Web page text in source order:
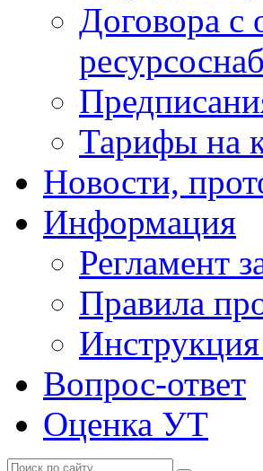
Договора
Тарифы на
Новости,
Информация
Регламент
Правила
Вопрос-ответ
Оценка УТ